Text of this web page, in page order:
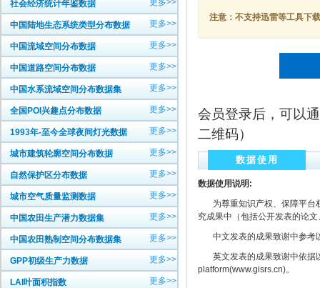
社会经济统计年鉴数据 更多>>
中国陆地生态系统类型分布数据 更多>>
中国流域空间分布数据 更多>>
中国道路空间分布数据 更多>>
中国水系流域空间分布数据集 更多>>
全国POI兴趣点分布数据 更多>>
1993年-至今全球夜间灯光数据 更多>>
城市建筑轮廓空间分布数据 更多>>
自然保护区分布数据 更多>>
城市空气质量监测数据 更多>>
中国农田生产潜力数据集 更多>>
中国农田熟制空间分布数据集 更多>>
GPP初级生产力数据 更多>>
LAI叶面积指数 更多>>
注意：不支持迅雷等工具下
会员登录后，可以
二维码）
数据使用
数据使用说明:
为尊重知识产权、保障平台
究成果中（包括公开发表的论
中文发表的成果致谢中参考
英文发表的成果致谢中依据
platform(www.gisrs.cn)。